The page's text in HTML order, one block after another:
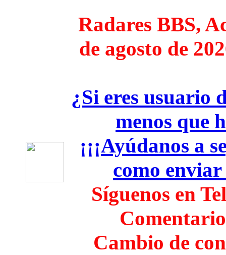
Radares BBS,
de agosto de
¿Si eres usuario
menos que
¡¡¡Ayúdanos a
como
Síguenos en
Cambio de